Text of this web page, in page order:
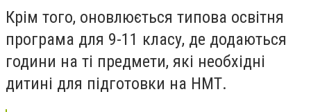
Крім того, оновлюється типова освітня
програма для 9-11 класу, де додаються
години на ті предмети, які необхідні
дитині для підготовки на НМТ.